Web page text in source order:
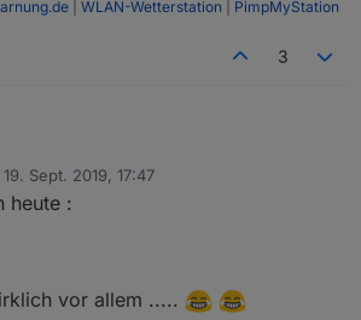
WLAN-Wetterstation PimpMyStation
3
19. Sept. 2019, 17:47
von
heute :
vor allem .....